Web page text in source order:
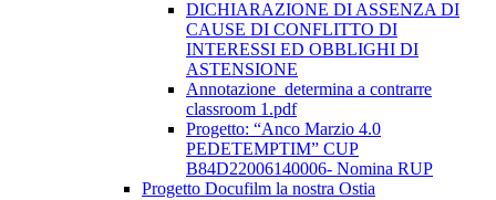
DICHIARAZIONE DI ASSENZA DI
CAUSE DI CONFLITTO DI
INTERESSI ED OBBLIGHI DI
ASTENSIONE
Annotazione_determina a contrarre
classroom 1.pdf
Progetto: “Anco Marzio 4.0
PEDETEMPTIM” CUP
B84D22006140006- Nomina RUP
Progetto Docufilm la nostra Ostia